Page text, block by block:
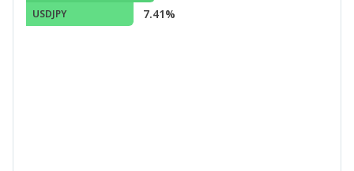
USDJPY 7.41%